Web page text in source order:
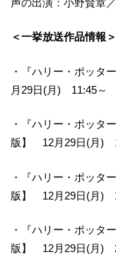
＜一挙放送作品情報＞
・『ハリー・ポッタ
月29日(月) 11:45～
・『ハリー・ポッタ
版】 12月29日(月)
・『ハリー・ポッタ
版】 12月29日(月)
・『ハリー・ポッタ
版】 12月29日(月)